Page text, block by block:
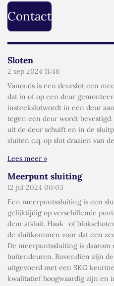
Contact
Sloten
2 sep 2024 11:48
Vanouds is een deurslot een
dat in of op een deur
insteekslotwordt in een deur
tegen een deur wordt
uit de deur schuift en in de
sluiten c.q. op slot draaien van
Lees meer »
Meerpunt sluiting
12 jul 2024 00:03
Een meerpuntssluiting is een
gelijktijdig op verschillende
deur afsluit. Haak- of
de sluitkommen voor dat een
De meerpuntssluiting is
buitendeuren. Bovendien zijn
uitgevoerd met een SKG
kwalitatief hoogwaardig zijn en